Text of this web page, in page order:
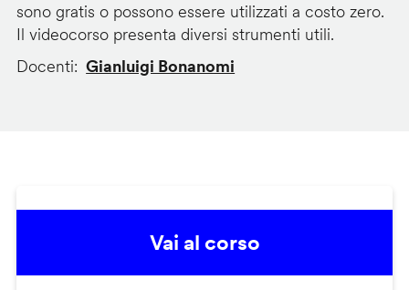
sono gratis o possono essere utilizzati a costo zero.
Il videocorso presenta diversi strumenti utili.
Docenti
Gianluigi Bonanomi
Vai al corso